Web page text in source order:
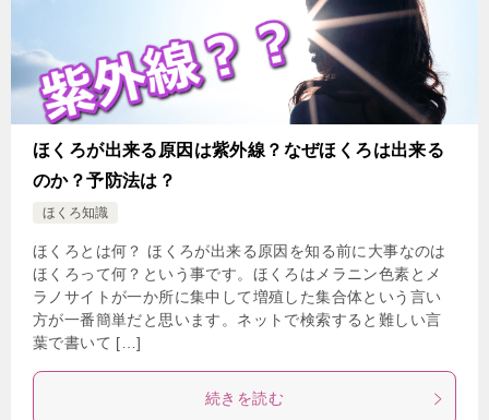
ほくろが出来る原因は紫外線？なぜほくろは出来る
のか？予防法は？
ほくろ知識
ほくろとは何？ ほくろが出来る原因を知る前に大事なのは
ほくろって何？という事です。ほくろはメラニン色素とメ
ラノサイトが一か所に集中して増殖した集合体という言い
方が一番簡単だと思います。ネットで検索すると難しい言
葉で書いて […]
続きを読む